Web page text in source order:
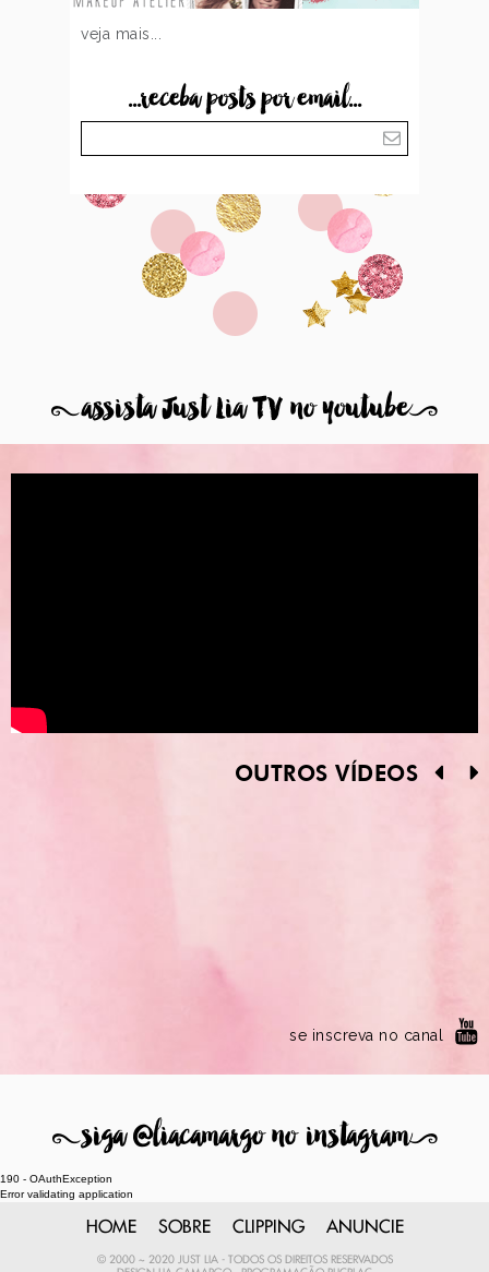
veja mais...
...receba posts por email...
8assista Just Lia TV no youtube9
OUTROS VÍDEOS
se inscreva no canal
8siga @liacamargo no instagram9
190 - OAuthException
Error validating application
HOME SOBRE CLIPPING ANUNCIE
© 2000 ~ 2020 JUST LIA - TODOS OS DIREITOS RESERVADOS